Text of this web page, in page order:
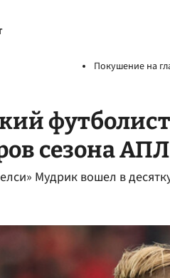
Покушение на
сезона АПЛ
Мудрик вошел в